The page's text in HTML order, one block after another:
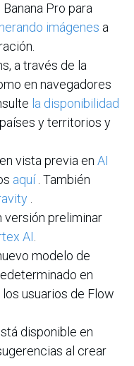
Pro para
imágenes a
a través de la
en navegadores
la disponibilidad
y territorios y
vista previa en AI
aquí. También
.
versión preliminar
AI.
modelo de
en
usuarios de Flow
disponible en
al crear